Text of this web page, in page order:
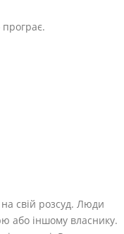
свій розсуд. Люди
або іншому власнику.